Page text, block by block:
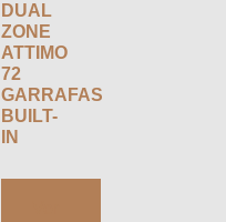
DUAL
ZONE
ATTIMO
72
GARRAFAS
BUILT-
IN